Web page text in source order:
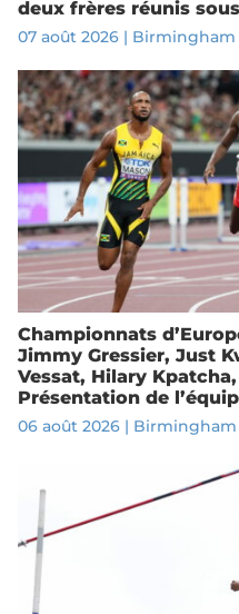
deux frères réunis
07 août 2026| Birmingham
Championnats
Jimmy Gressier, Just
Vessat, Hilary
Présentation de
06 août 2026| Birmingham